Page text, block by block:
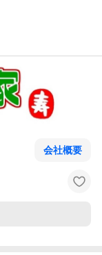
会社概要